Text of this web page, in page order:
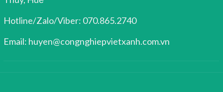
Hotline/Zalo/Viber: 070.865.2740
Email: huyen@congnghiepvietxanh.com.vn